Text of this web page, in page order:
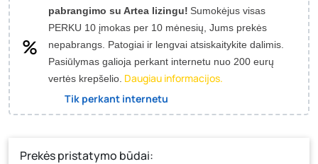
pabrangimo su Artea lizingu! Sumokėjus visas
PERKU 10 įmokas per 10 mėnesių, Jums prekės
nepabrangs. Patogiai ir lengvai atsiskaitykite dalimis.
Pasiūlymas galioja perkant internetu nuo 200 eurų
vertės krepšelio. Daugiau informacijos.
Tik perkant internetu
Prekės pristatymo būdai: